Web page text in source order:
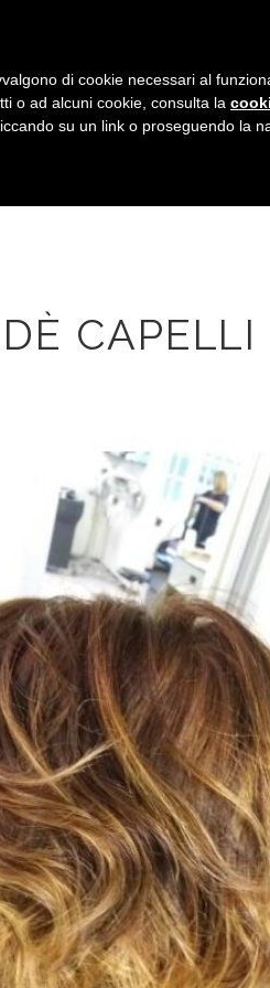
IL TEAM SERVIZI
CAPELLI
di cookie necessari al
o ad alcuni cookie, consulta la
su un link o proseguendo la